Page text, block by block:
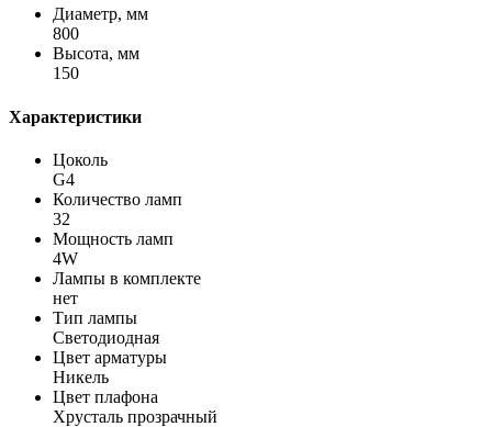
Диаметр, мм
800
Высота, мм
150
Характеристики
Цоколь
G4
Количество ламп
32
Мощность ламп
4W
Лампы в комплекте
нет
Тип лампы
Светодиодная
Цвет арматуры
Никель
Цвет плафона
Хрусталь прозрачный